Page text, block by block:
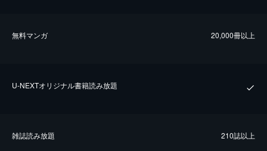
無料マンガ 20,000冊以上
U-NEXTオリジナル書籍読み放題
雑誌読み放題 210誌以上